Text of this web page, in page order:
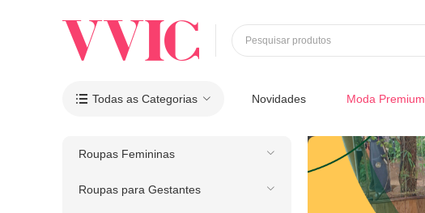
Pesquisar produtos
 Todas as Categorias Novidades Moda Premium
Roupas Femininas
Roupas para Gestantes